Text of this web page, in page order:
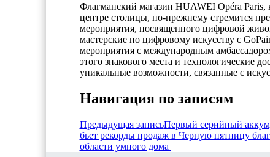
Флагманский магазин HUAWEI Opéra Paris,
центре столицы, по-прежнему стремится
мероприятия, посвященного цифровой
мастерские по цифровому искусству с
мероприятия с международным
этого знакового места и технологические
уникальные возможности, связанные с
Навигация по записям
Предыдущая записьПервый серийный
бьет рекорды продаж в Черную пятницу
области умного дома